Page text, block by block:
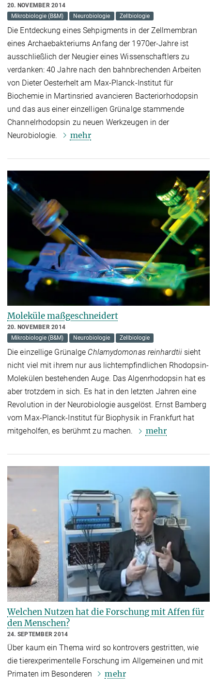
20. NOVEMBER 2014
Mikrobiologie (B&M)
Neurobiologie Zellbiologie
Die Entdeckung eines Sehpigments in der Zellmembran
eines Archaebakteriums Anfang der 1970er-Jahre ist
ausschließlich der Neugier eines Wissenschaftlers zu
verdanken: 40 Jahre nach den bahnbrechenden Arbeiten
von Dieter Oesterhelt am Max-Planck-Institut für
Biochemie in Martinsried avancieren Bacteriorhodopsin
und das aus einer einzelligen Grünalge stammende
Channelrhodopsin zu neuen Werkzeugen in der
Neurobiologie.
mehr
Moleküle maßgeschneidert
20. NOVEMBER 2014
Mikrobiologie (B&M)
Neurobiologie Zellbiologie
Die einzellige Grünalge Chlamydomonas reinhardtiisieht
nicht viel mit ihrem nur aus lichtempfindlichen Rhodopsin-
Molekülen bestehenden Auge. Das Algenrhodopsin hat es
aber trotzdem in sich. Es hat in den letzten Jahren eine
Revolution in der Neurobiologie ausgelöst. Ernst Bamberg
vom Max-Planck-Institut für Biophysik in Frankfurt hat
mitgeholfen, es berühmt zu machen.
mehr
Welchen Nutzen hat die Forschung mit Affen für
den Menschen?
24. SEPTEMBER 2014
Über kaum ein Thema wird so kontrovers gestritten, wie
die tierexperimentelle Forschung im Allgemeinen und mit
Primaten im Besonderen
mehr